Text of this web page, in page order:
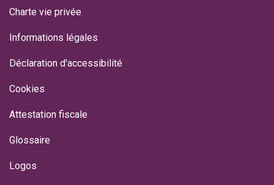
Charte vie privée
Informations légales
Déclaration d'accessibilité
Cookies
Attestation fiscale
Glossaire
Logos